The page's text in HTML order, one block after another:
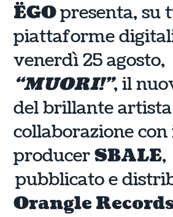
ËGOpresenta, su
piattaforme
venerdì 25 agosto,
“MUORI!”, il
del brillante
collaborazione con
producerSBALE,
pubblicato e
Orangle